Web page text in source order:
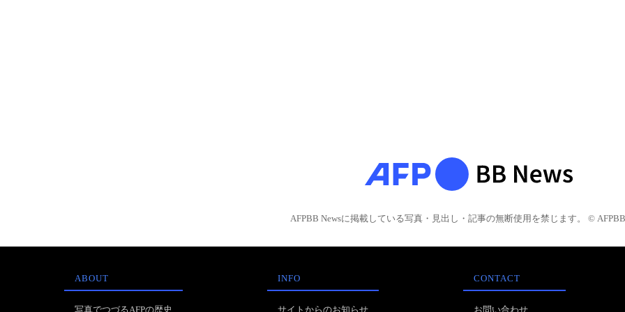
AFPBB Newsに掲載している写真・見出し・記事の無断使用を禁じます。 © AFPBB
ABOUT
写真でつづるAFPの歴史
INFO
サイトからのお知らせ
CONTACT
お問い合わせ